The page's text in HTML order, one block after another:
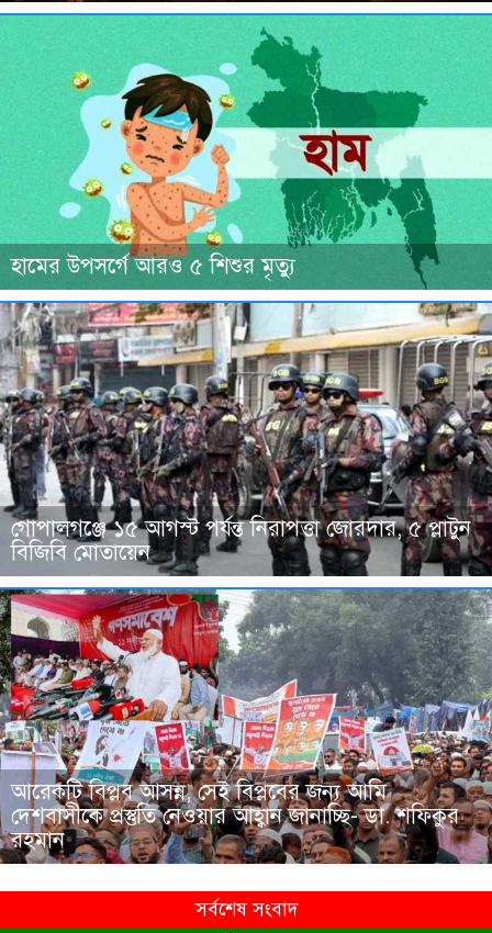
হামের উপসর্গে আরও ৫ শিশুর মৃত্যু
গোপালগঞ্জে ১৫ আগস্ট পর্যন্ত নিরাপত্তা জোরদার, ৫ প্লাটুন
বিজিবি মোতায়েন
আরেকটি বিপ্লব আসন্ন, সেই বিপ্লবের জন্য আমি
দেশবাসীকে প্রস্তুতি নেওয়ার আহ্বান জানাচ্ছি- ডা. শফিকুর
রহমান
সর্বশেষ সংবাদ